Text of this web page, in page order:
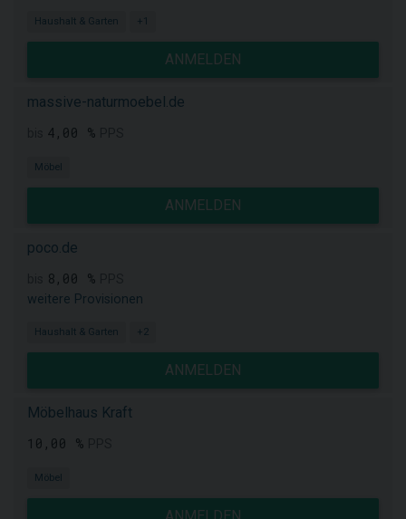
Haushalt & Garten +1
ANMELDEN
massive-naturmoebel.de
4,00 %
Möbel
ANMELDEN
poco.de
8,00 %
weitere Provisionen
Haushalt & Garten +2
ANMELDEN
Möbelhaus Kraft
10,00 %
Möbel